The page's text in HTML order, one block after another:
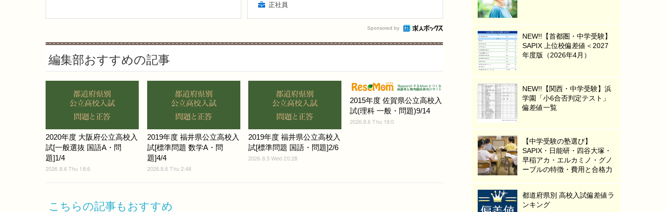
正社員
Sponsored by
編集部おすすめの記事
2020年度 大阪府公立高校入
試[一般選抜 国語A・問
題]1/4
2026.8.6 Thu 18:6
2019年度 福井県公立高校入
試[標準問題 数学A・問
題]4/4
2026.8.6 Thu 2:48
2019年度 福井県公立高校入
試[標準問題 国語・問題]2/6
2026.8.5 Wed 20:28
2015年度 佐賀県公立高校入
試(理科 一般・問題)9/14
2026.8.6 Thu 18:0
こちらの記事もおすすめ
NEW!!【首都圏・中学受験】
SAPIX 上位校偏差値＜2027
年度版（2026年4月）
NEW!!【関西・中学受験】浜
学園「小6合否判定テスト」
偏差値一覧
【中学受験の塾選び】
SAPIX・日能研・四谷大塚・
早稲アカ・エルカミノ・グノ
ーブルの特徴・費用と合格力
都道府県別 高校入試偏差値ラ
ンキング